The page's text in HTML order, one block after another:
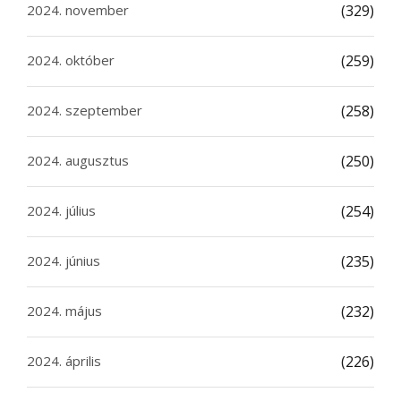
2024. november (329)
2024. október (259)
2024. szeptember (258)
2024. augusztus (250)
2024. július (254)
2024. június (235)
2024. május (232)
2024. április (226)